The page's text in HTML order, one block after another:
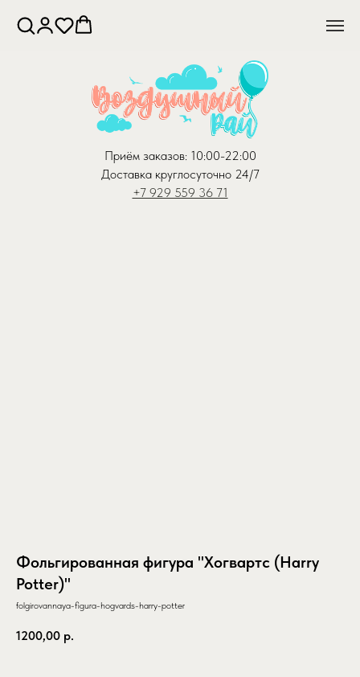
Приём заказов: 10:00-22:00
Доставка круглосуточно 24/7
+7 929 559 36 71
Фольгированная фигура "Хогвартс (Harry
Potter)"
folgirovannaya-figura-hogvards-harry-potter
1200,00 р.